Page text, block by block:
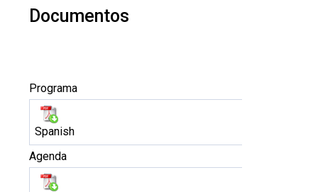
Documentos
Programa
Spanish
Agenda